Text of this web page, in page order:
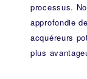
processus.
approfondie
acquéreurs
plus